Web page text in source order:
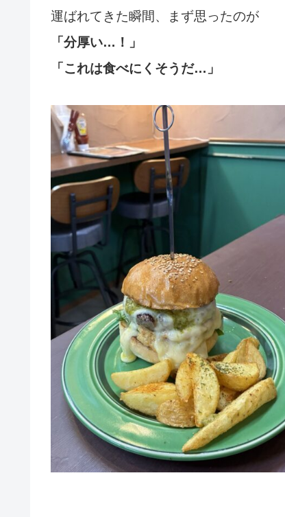
運ばれてきた瞬間、まず思ったのが
「分厚い…！」
「これは食べにくそうだ…」